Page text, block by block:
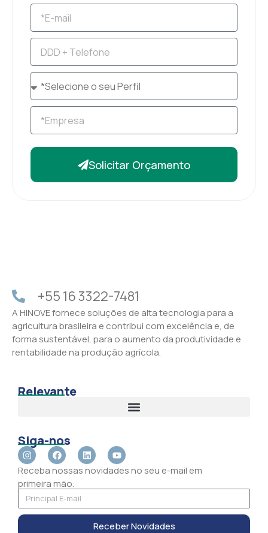
Solicitar Orçamento
+55 16 3322-7481
A HINOVE fornece soluções de alta tecnologia para a
agricultura brasileira e contribui com excelência e, de
forma sustentável, para o aumento da produtividade e
rentabilidade na produção agrícola.
Relevante
Siga-nos
Receba nossas novidades no seu e-mail em
primeira mão.
Receber Novidades